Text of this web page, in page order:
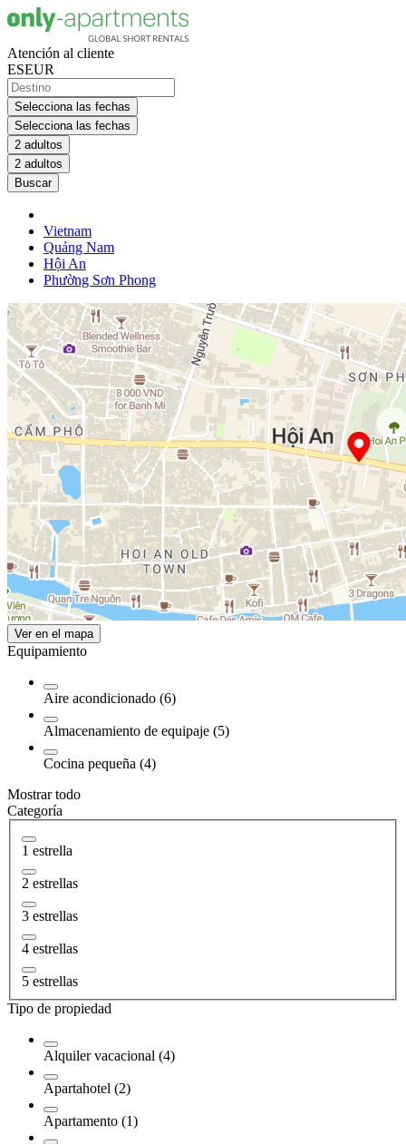
Atención al cliente
ESEUR
Selecciona las fechas
Selecciona las fechas
2 adultos
2 adultos
Buscar
Vietnam
Quảng Nam
Hội An
Phường Sơn Phong
Ver en el mapa
Equipamiento
Aire acondicionado (6)
Almacenamiento de equipaje (5)
Cocina pequeña (4)
Mostrar todo
Categoría
1 estrella
2 estrellas
3 estrellas
4 estrellas
5 estrellas
Tipo de propiedad
Alquiler vacacional (4)
Apartahotel (2)
Apartamento (1)